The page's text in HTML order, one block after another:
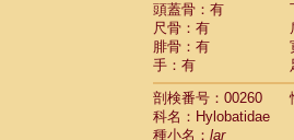
頭蓋骨：有
尺骨：有
腓骨：有
手：有
剖検番号：00260
科名：Hylobatidae
種小名： lar